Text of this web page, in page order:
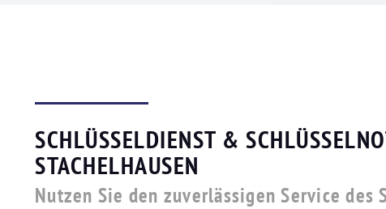
SCHLÜSSELDIENST &
STACHELHAUSEN
Nutzen Sie den zuverlässigen Service des